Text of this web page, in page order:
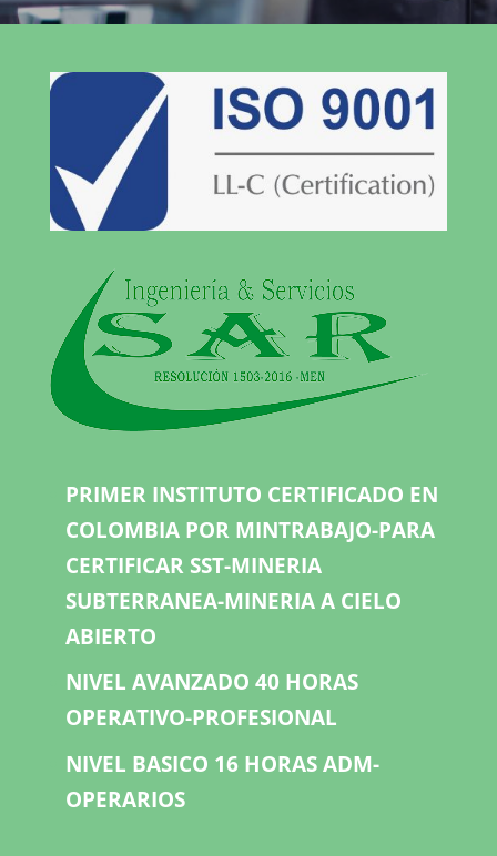
PRIMER INSTITUTO CERTIFICADO EN
COLOMBIA POR MINTRABAJO-PARA
CERTIFICAR SST-MINERIA
SUBTERRANEA-MINERIA A CIELO
ABIERTO
NIVEL AVANZADO 40 HORAS
OPERATIVO-PROFESIONAL
NIVEL BASICO 16 HORAS ADM-
OPERARIOS